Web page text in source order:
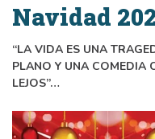
Navidad
“LA VIDA ES UNA
PLANO Y UNA COMEDIA
LEJOS”…